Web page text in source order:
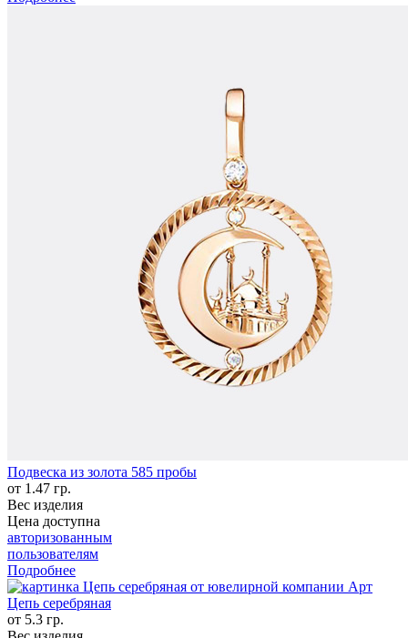
Подвеска из золота 585 пробы
от 1.47 гр.
Вес изделия
Цена доступна
авторизованным
пользователям
Подробнее
Цепь серебряная
от 5.3 гр.